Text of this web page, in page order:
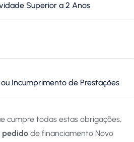
Superior a 2 Anos
Incumprimento de Prestações
cumpre todas estas obrigações,
pedido de financiamento Novo